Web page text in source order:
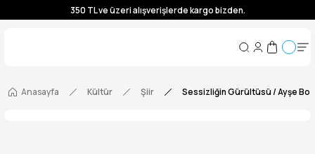
350 TL ve üzeri alışverişlerde kargo bizden.
350 TL ve üzeri alışverişlerde kargo bizden.
Anasayfa
Kültür Şiir Sessizliğin Gürültüsü / Ayşe